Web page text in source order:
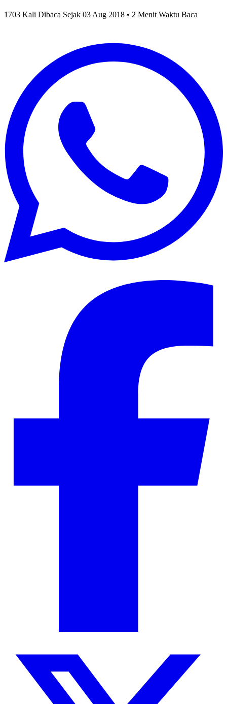
1703 Kali Dibaca Sejak 03 Aug 2018 • 2 Menit Waktu Baca